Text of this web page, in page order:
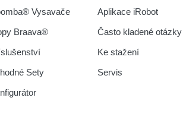
Vysavače
Braava®
Sety
Aplikace iRobot
Často kladené otázky
Ke stažení
Servis